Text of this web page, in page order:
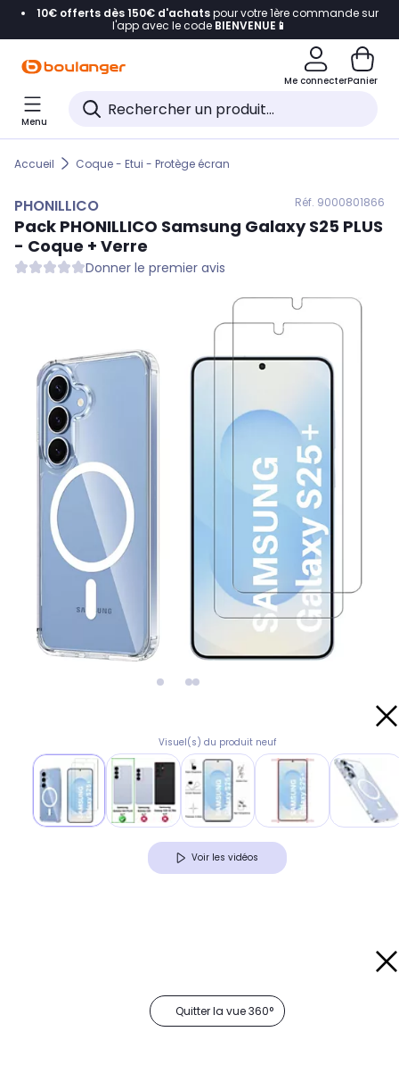
Accéder directement à la navigation
Accéder directement au pied de page
Accéder directement au chatbot
10€ offerts dès 150€ d'achatspour votre 1ère commande sur
l'app avec le code BIENVENUE📱
Me connecterPanier
Menu
Accueil Coque - Etui - Protège écran
PHONILLICO Réf. 9000801866
Pack PHONILLICO Samsung Galaxy S25 PLUS
- Coque + Verre
Donner le premier avis
Visuel(s) du produit neuf
Voir les vidéos
Quitter la vue 360°